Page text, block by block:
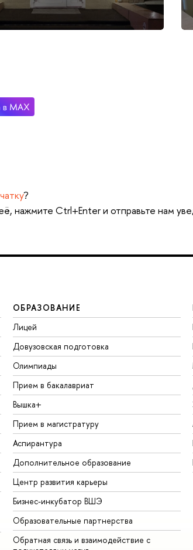
?
нажмите Ctrl+Enter и отправьте нам
ОБРАЗОВАНИЕ
Лицей
Довузовская подготовка
Олимпиады
Прием в бакалавриат
Вышка+
Прием в магистратуру
Аспирантура
Дополнительное образование
Центр развития карьеры
Бизнес-инкубатор ВШЭ
Образовательные партнерства
Обратная связь и взаимодействие с